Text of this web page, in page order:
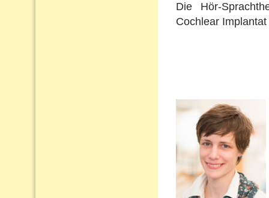
Die Hör-
Cochlear